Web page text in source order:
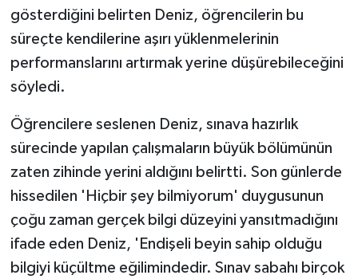
gösterdiğini belirten Deniz, öğrencilerin bu
süreçte kendilerine aşırı yüklenmelerinin
performanslarını artırmak yerine düşürebileceğini
söyledi.
Öğrencilere seslenen Deniz, sınava hazırlık
sürecinde yapılan çalışmaların büyük bölümünün
zaten zihinde yerini aldığını belirtti. Son günlerde
hissedilen 'Hiçbir şey bilmiyorum' duygusunun
çoğu zaman gerçek bilgi düzeyini yansıtmadığını
ifade eden Deniz, 'Endişeli beyin sahip olduğu
bilgiyi küçültme eğilimindedir. Sınav sabahı birçok